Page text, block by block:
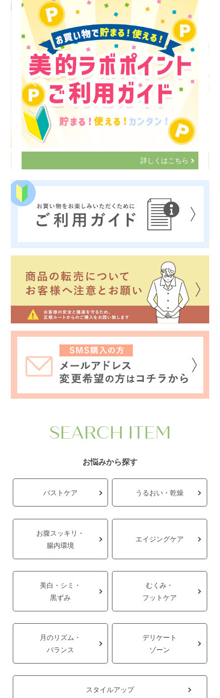
SEARCH ITEM
お悩みから探す
バストケア うるおい・乾燥
お腹スッキリ・
腸内環境
エイジングケア
美白・シミ・
黒ずみ
むくみ・
フットケア
月のリズム・
バランス
デリケート
ゾーン
スタイルアップ